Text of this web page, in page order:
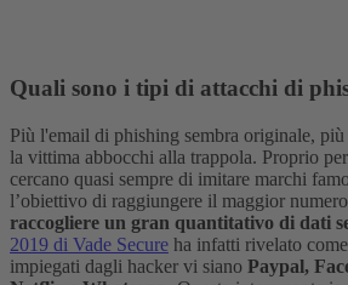
Quali sono i tipi di attacchi di
Più l'email di phishing sembra originale,
la vittima abbocchi alla trappola. Proprio
cercano quasi sempre di imitare marchi
l’obiettivo di raggiungere il maggior
raccogliere un gran quantitativo di dati
2019 di Vade Secure ha infatti rivelato
impiegati dagli hacker vi siano Paypal,